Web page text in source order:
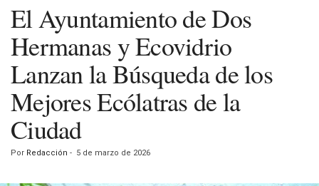
El Ayuntamiento de Dos
Hermanas y Ecovidrio
Lanzan la Búsqueda de los
Mejores Ecólatras de la
Ciudad
Por Redacción - 5 de marzo de 2026